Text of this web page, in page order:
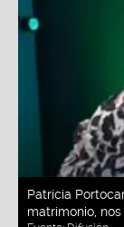
Patricia
matrimonio,